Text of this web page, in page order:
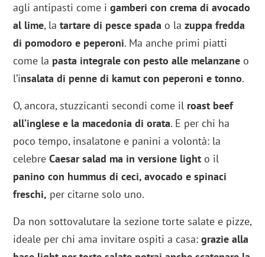
agli antipasti come igamberi con crema di avocado
al lime, latartare di pesce spada o lazuppa fredda
di pomodoro e peperoni. Ma anche primi piatti
come la pasta integrale con pesto alle melanzane o
l’insalata di penne di kamut con peperoni e tonno.
O, ancora, stuzzicanti secondi come il roast beef
all’inglese e la macedonia di orata. E per chi ha
poco tempo, insalatone e panini a volontà: la
celebre Caesar salad ma in versione light o il
panino con hummus di ceci, avocado e spinaci
freschi, per citarne solo uno.
Da non sottovalutare la sezione torte salate e pizze,
ideale per chi ama invitare ospiti a casa:grazie alla